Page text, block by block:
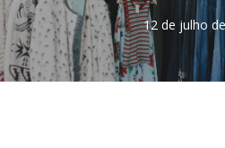
12 de julho